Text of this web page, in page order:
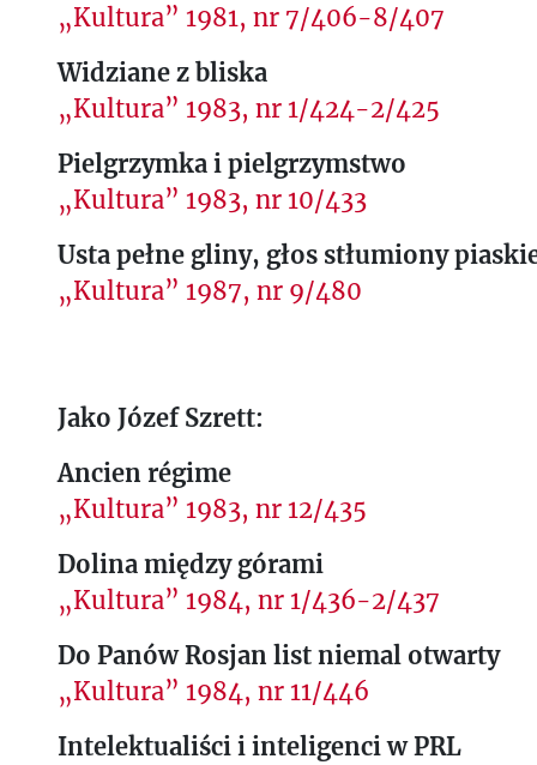
„Kultura” 1981, nr 7/406-8/407
Widziane z bliska
„Kultura” 1983, nr 1/424-2/425
Pielgrzymka i pielgrzymstwo
„Kultura” 1983, nr 10/433
Usta pełne gliny, głos stłumiony
„Kultura” 1987, nr 9/480
Jako Józef Szrett:
Ancien régime
„Kultura” 1983, nr 12/435
Dolina między górami
„Kultura” 1984, nr 1/436-2/437
Do Panów Rosjan list niemal otwarty
„Kultura” 1984, nr 11/446
Intelektualiści i inteligenci w PRL